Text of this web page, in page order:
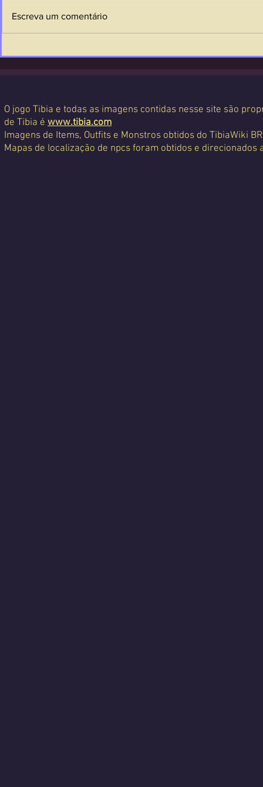
Escreva um comentário
O jogo Tibia e todas as imagens contidas nesse site são
de Tibia é www.tibia.com
Imagens de Items, Outfits e Monstros obtidos do TibiaWiki
Mapas de localização de npcs foram obtidos e direcionados